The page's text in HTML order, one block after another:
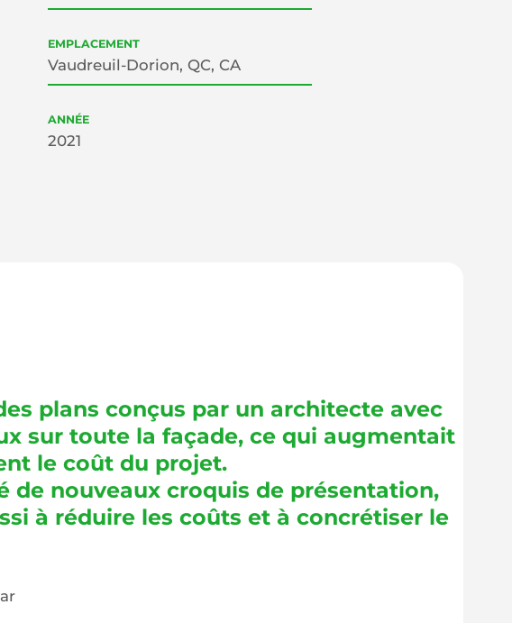
EMPLACEMENT
Vaudreuil-Dorion, QC, CA
ANNÉE
2021
plans conçus par un architecte avec
sur toute la façade, ce qui augmentait
le coût du projet.
de nouveaux croquis de présentation,
à réduire les coûts et à concrétiser le